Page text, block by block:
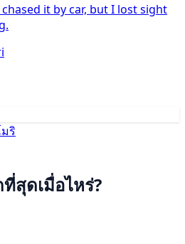
it by car, but I lost sight
ริ
สุดเมื่อไหร่?